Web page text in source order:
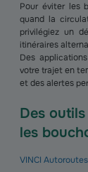
Pour éviter les
quand la
privilégiez un
itinéraires
Des
votre trajet en
et des alertes
Des
les
VINCI Autoroutes